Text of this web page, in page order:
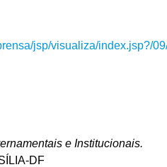
jsp/visualiza/index.jsp?/
e Institucionais.
DF